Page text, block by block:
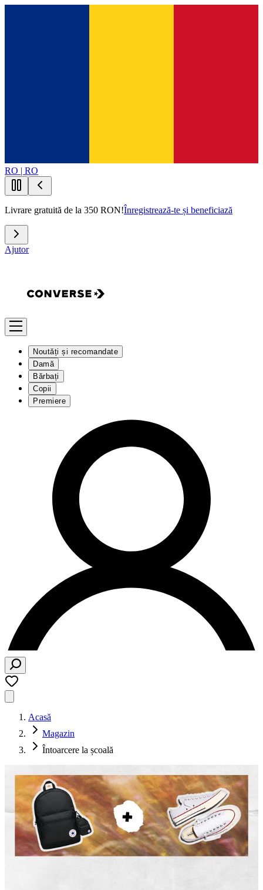
RO | RO
Livrare gratuită de la 350 RON!Înregistrează-te și beneficiază
Ajutor
Noutăți și recomandate
Damă
Bărbați
Copii
Premiere
Acasă
Magazin
Întoarcere la școală